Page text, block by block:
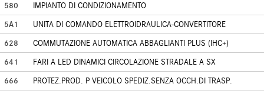
580
IMPIANTO DI CONDIZIONAMENTO
5A1
UNITA DI COMANDO ELETTROIDRAULICA-CONVERTITORE
628
COMMUTAZIONE AUTOMATICA ABBAGLIANTI PLUS (IHC+)
641
FARI A LED DINAMICI CIRCOLAZIONE STRADALE A SX
666
PROTEZ.PROD. P VEICOLO SPEDIZ.SENZA OCCH.DI TRASP.